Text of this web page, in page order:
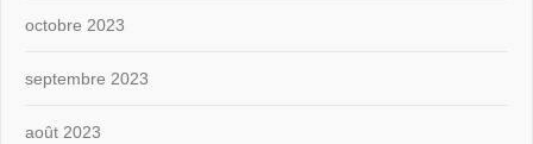
octobre 2023
septembre 2023
août 2023